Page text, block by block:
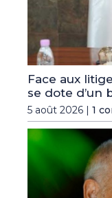
Face aux
se dote d’un
5 août 2026 | 1